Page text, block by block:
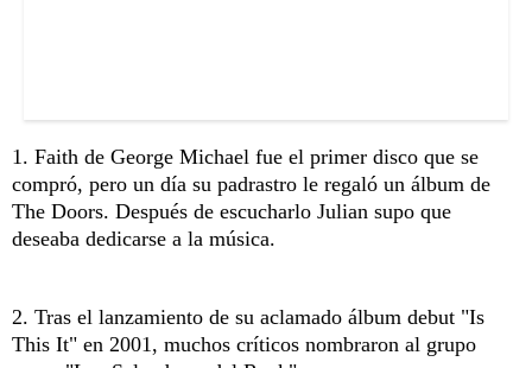
1. Faith de George Michael fue el primer disco que se
compró, pero un día su padrastro le regaló un álbum de
The Doors. Después de escucharlo Julian supo que
deseaba dedicarse a la música.
2. Tras el lanzamiento de su aclamado álbum debut "Is
This It" en 2001, muchos críticos nombraron al grupo